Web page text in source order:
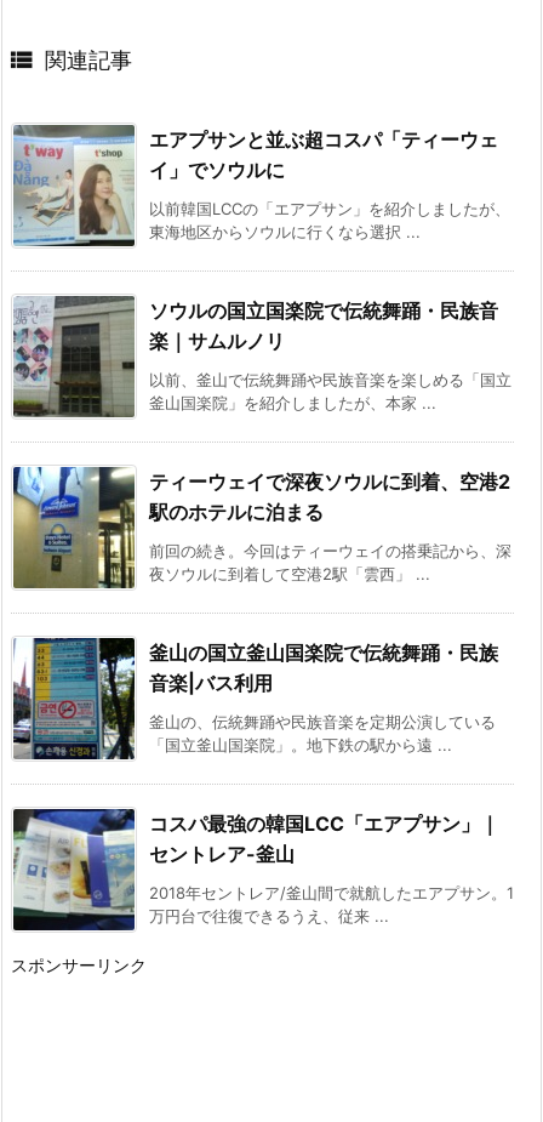
 関連記事
エアプサンと並ぶ超コスパ「ティーウェ
イ」でソウルに
以前韓国LCCの「エアプサン」を紹介しましたが、
東海地区からソウルに行くなら選択 ...
ソウルの国立国楽院で伝統舞踊・民族音
楽｜サムルノリ
以前、釜山で伝統舞踊や民族音楽を楽しめる「国立
釜山国楽院」を紹介しましたが、本家 ...
ティーウェイで深夜ソウルに到着、空港2
駅のホテルに泊まる
前回の続き。今回はティーウェイの搭乗記から、深
夜ソウルに到着して空港2駅「雲西」 ...
釜山の国立釜山国楽院で伝統舞踊・民族
音楽|バス利用
釜山の、伝統舞踊や民族音楽を定期公演している
「国立釜山国楽院」。地下鉄の駅から遠 ...
コスパ最強の韓国LCC「エアプサン」｜
セントレア-釜山
2018年セントレア/釜山間で就航したエアプサン。1
万円台で往復できるうえ、従来 ...
スポンサーリンク